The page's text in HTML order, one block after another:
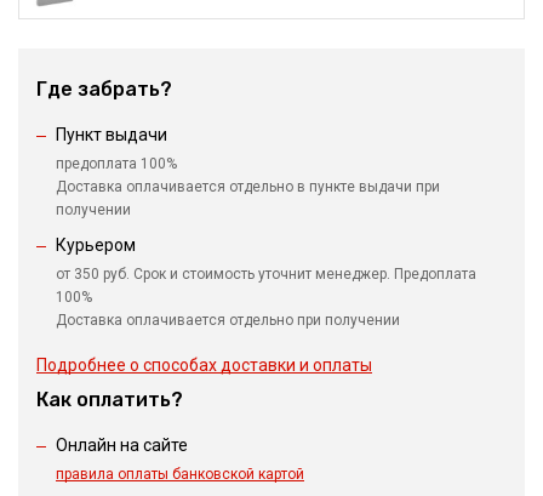
Где забрать?
Пункт выдачи
предоплата 100%
Доставка оплачивается отдельно в пункте выдачи при
получении
Курьером
от 350 руб. Срок и стоимость уточнит менеджер. Предоплата
100%
Доставка оплачивается отдельно при получении
Подробнее о способах доставки и оплаты
Как оплатить?
Онлайн на сайте
правила оплаты банковской картой